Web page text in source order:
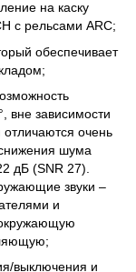
на каску
с рельсами ARC;
обеспечивает
вне зависимости
очень
шума
дБ (SNR 27).
звуки –
и
выключения и